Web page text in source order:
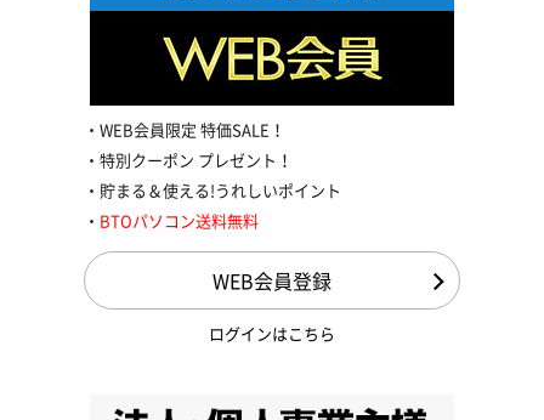
WEB会員限定 特価SALE！
特別クーポン プレゼント！
貯まる＆使える!うれしいポイント
BTOパソコン送料無料
WEB会員登録
ログインはこちら